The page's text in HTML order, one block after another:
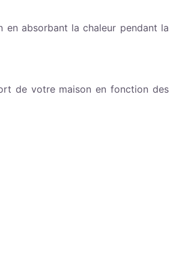
absorbant la chaleur pendant la
de votre maison en fonction des